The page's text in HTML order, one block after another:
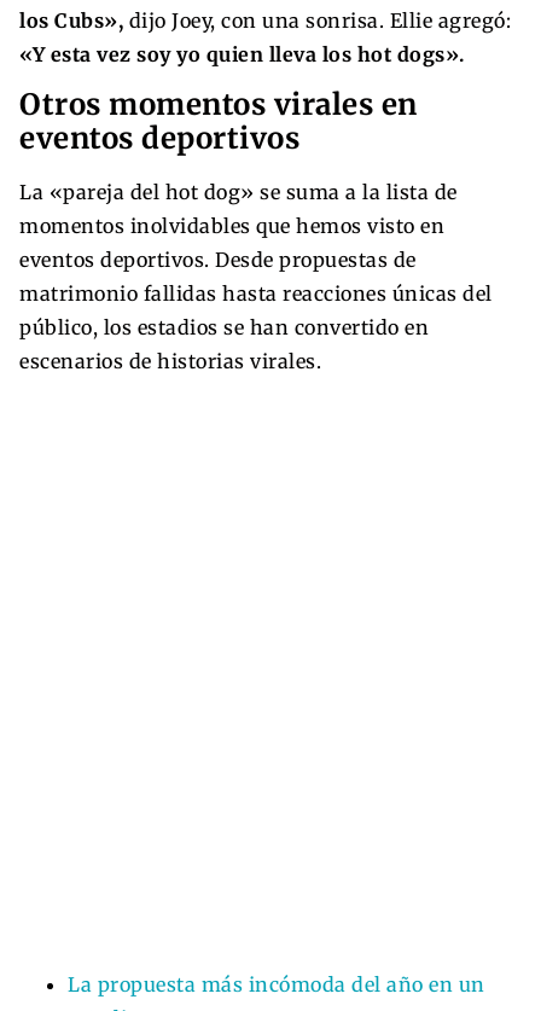
los Cubs», dijo Joey, con una sonrisa. Ellie agregó:
«Y esta vez soy yo quien lleva los hot dogs».
Otros momentos virales en
eventos deportivos
La «pareja del hot dog» se suma a la lista de
momentos inolvidables que hemos visto en
eventos deportivos. Desde propuestas de
matrimonio fallidas hasta reacciones únicas del
público, los estadios se han convertido en
escenarios de historias virales.
La propuesta más incómoda del año en un